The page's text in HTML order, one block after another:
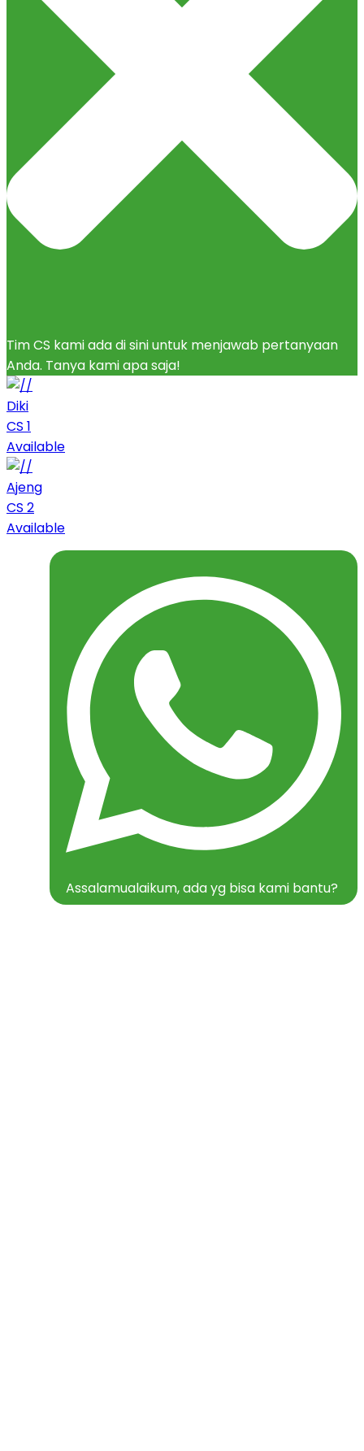
Tim CS kami ada di sini untuk menjawab pertanyaan
Anda. Tanya kami apa saja!
Diki
CS 1
Available
Ajeng
CS 2
Available
Assalamualaikum, ada yg bisa kami bantu?